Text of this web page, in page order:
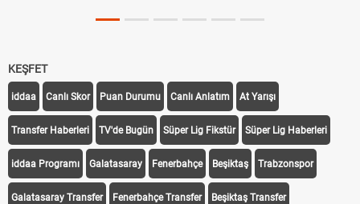
KEŞFET
iddaa Canlı Skor Puan Durumu Canlı Anlatım At Yarışı
Transfer Haberleri TV'de Bugün Süper Lig Fikstür Süper Lig Haberleri
iddaa Programı Galatasaray Fenerbahçe Beşiktaş Trabzonspor
Galatasaray Transfer Fenerbahçe Transfer Beşiktaş Transfer